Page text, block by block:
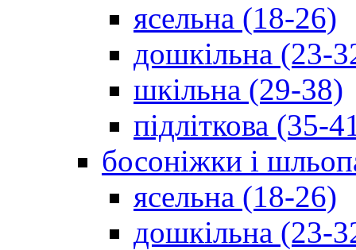
ясельна (18-26)
дошкільна (23-
шкільна (29-38)
підліткова (35-
босоніжки і
ясельна (18-26)
дошкільна (23-